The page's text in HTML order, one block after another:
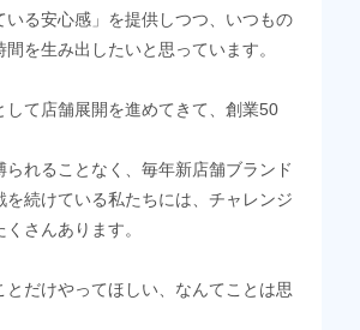
いる安心感」を提供しつつ、いつもの
間を生み出したいと思っています。
して店舗展開を進めてきて、創業50
られることなく、毎年新店舗ブランド
を続けている私たちには、チャレンジ
さんあります。
とだけやってほしい、なんてことは思